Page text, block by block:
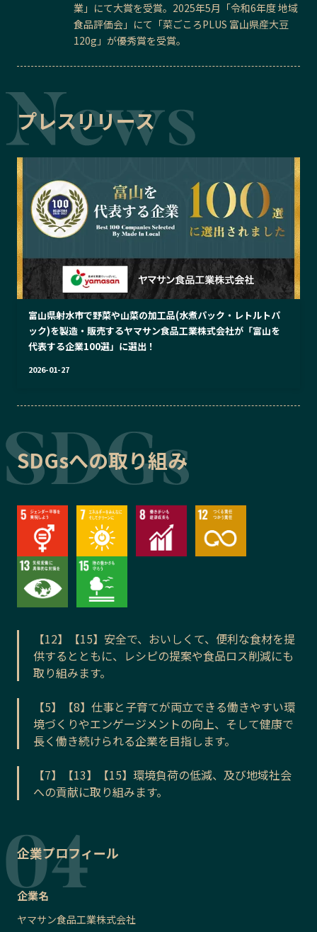
業」にて大賞を受賞。2025年5月「令和6年度 地域
食品評価会」にて「菜ごころPLUS 富山県産大豆
120g」が優秀賞を受賞。
プレスリリース
富山県射水市で野菜や山菜の加工品(水煮パック・レトルトパ
ック)を製造・販売するヤマサン食品工業株式会社が「富山を
代表する企業100選」に選出！
2026-01-27
SDGsへの取り組み
【12】【15】安全で、おいしくて、便利な食材を提
供するとともに、レシピの提案や食品ロス削減にも
取り組みます。
【5】【8】仕事と子育てが両立できる働きやすい環
境づくりやエンゲージメントの向上、そして健康で
長く働き続けられる企業を目指します。
【7】【13】【15】環境負荷の低減、及び地域社会
への貢献に取り組みます。
企業プロフィール
企業名
ヤマサン食品工業株式会社